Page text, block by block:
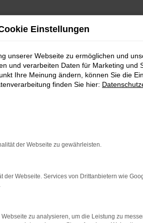
Einstellungen
unserer Webseite zu ermöglichen und
und verarbeiten Daten für Marketing und
Ihre Meinung ändern, können Sie die
finden Sie hier:
der Webseite zu gewährleisten.
Webseite. Services von Drittanbietern wie
zu analysieren, um die Leistung zu